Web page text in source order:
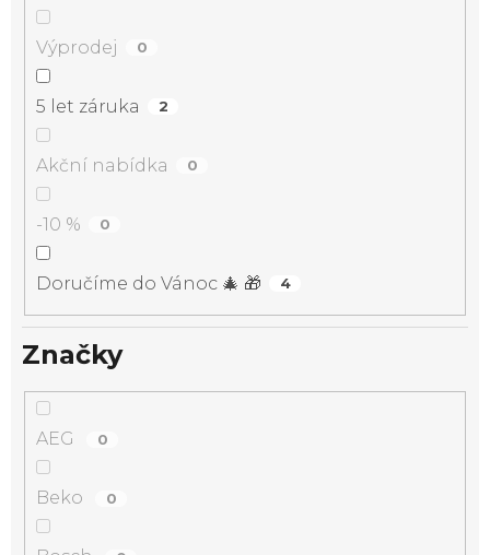
Výprodej 0
5 let záruka 2
Akční nabídka 0
-10 % 0
Doručíme do Vánoc 🎄 🎁 4
Značky
AEG 0
Beko 0